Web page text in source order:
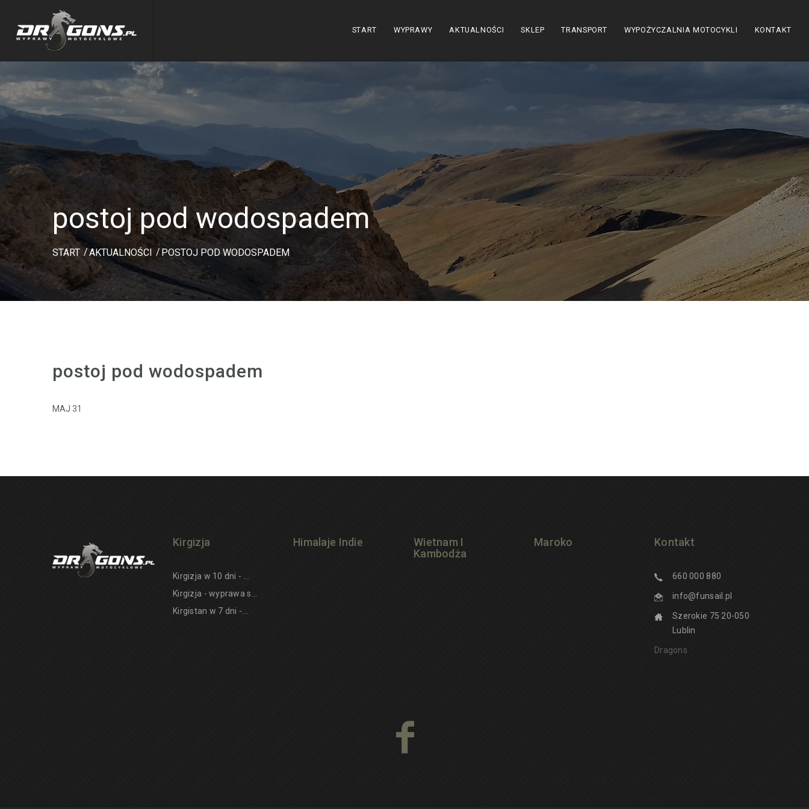
START WYPRAWY AKTUALNOŚCI SKLEP TRANSPORT WYPOŻYCZALNIA MOTOCYKLI KONTAKT
postoj pod wodospadem
START AKTUALNOŚCI POSTOJ POD WODOSPADEM
postoj pod wodospadem
MAJ 31
Kirgizja
Kirgizja w 10 dni - ...
Kirgizja - wyprawa s...
Kirgistan w 7 dni -...
Himalaje Indie
Wietnam I
Kambodża
Maroko Kontakt
660 000 880
info@funsail.pl
Szerokie 75 20-050
Lublin
Dragons